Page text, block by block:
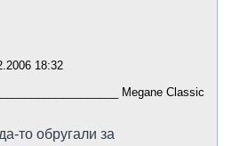
18:32
Megane Classic
то обругали за